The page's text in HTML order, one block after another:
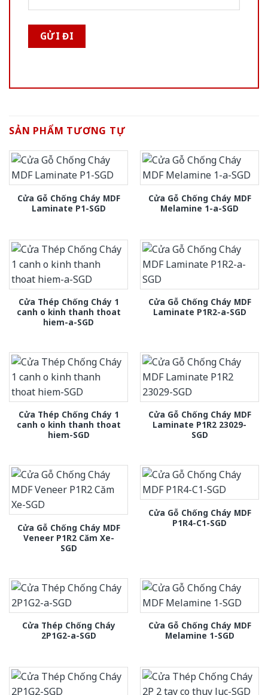
SẢN PHẨM TƯƠNG TỰ
Cửa Gỗ Chống Cháy MDF
Laminate P1-SGD
Cửa Gỗ Chống Cháy MDF
Melamine 1-a-SGD
Cửa Thép Chống Cháy 1
canh o kinh thanh thoat
hiem-a-SGD
Cửa Gỗ Chống Cháy MDF
Laminate P1R2-a-SGD
Cửa Thép Chống Cháy 1
canh o kinh thanh thoat
hiem-SGD
Cửa Gỗ Chống Cháy MDF
Laminate P1R2 23029-
SGD
Cửa Gỗ Chống Cháy MDF
Veneer P1R2 Căm Xe-
SGD
Cửa Gỗ Chống Cháy MDF
P1R4-C1-SGD
Cửa Thép Chống Cháy
2P1G2-a-SGD
Cửa Gỗ Chống Cháy MDF
Melamine 1-SGD